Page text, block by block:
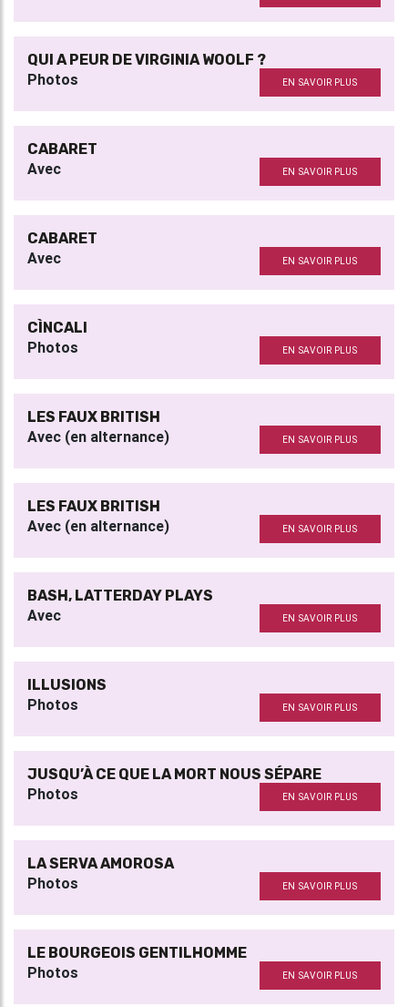
QUI A PEUR DE VIRGINIA WOOLF ?
Photos EN SAVOIR PLUS
CABARET
Avec EN SAVOIR PLUS
CABARET
Avec EN SAVOIR PLUS
CÌNCALI
Photos EN SAVOIR PLUS
LES FAUX BRITISH
Avec (en alternance) EN SAVOIR PLUS
LES FAUX BRITISH
Avec (en alternance) EN SAVOIR PLUS
BASH, LATTERDAY PLAYS
Avec EN SAVOIR PLUS
ILLUSIONS
Photos EN SAVOIR PLUS
JUSQU’À CE QUE LA MORT NOUS SÉPARE
Photos EN SAVOIR PLUS
LA SERVA AMOROSA
Photos EN SAVOIR PLUS
LE BOURGEOIS GENTILHOMME
Photos EN SAVOIR PLUS